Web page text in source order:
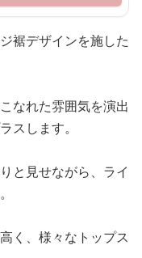
裾デザインを施した
なれた雰囲気を演出
スします。
と見せながら、ライ
く、様々なトップス